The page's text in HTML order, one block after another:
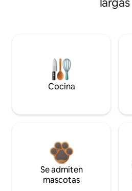
Cocina
Se admiten
mascotas